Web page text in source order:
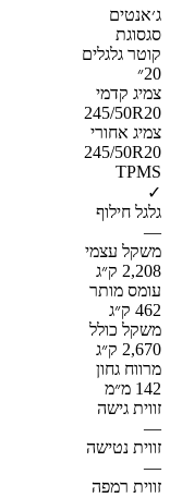
ג׳אנטים
סגסוגת
קוטר גלגלים
20״
צמיג קדמי
245/50R20
צמיג אחורי
245/50R20
TPMS
✓
גלגל חילוף
—
משקל עצמי
2,208 ק״ג
עומס מותר
462 ק״ג
משקל כולל
2,670 ק״ג
מרווח גחון
142 מ״מ
זווית גישה
—
זווית נטישה
—
זווית רמפה